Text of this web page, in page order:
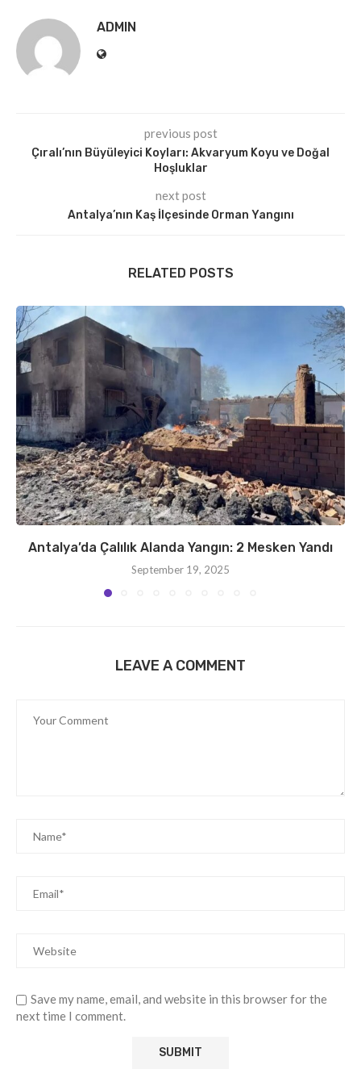
ADMIN
previous post
Çıralı’nın Büyüleyici Koyları: Akvaryum Koyu ve Doğal
Hoşluklar
next post
Antalya’nın Kaş İlçesinde Orman Yangını
RELATED POSTS
Antalya’da Çalılık Alanda Yangın: 2 Mesken Yandı
September 19, 2025
LEAVE A COMMENT
Save my name, email, and website in this browser for the
next time I comment.